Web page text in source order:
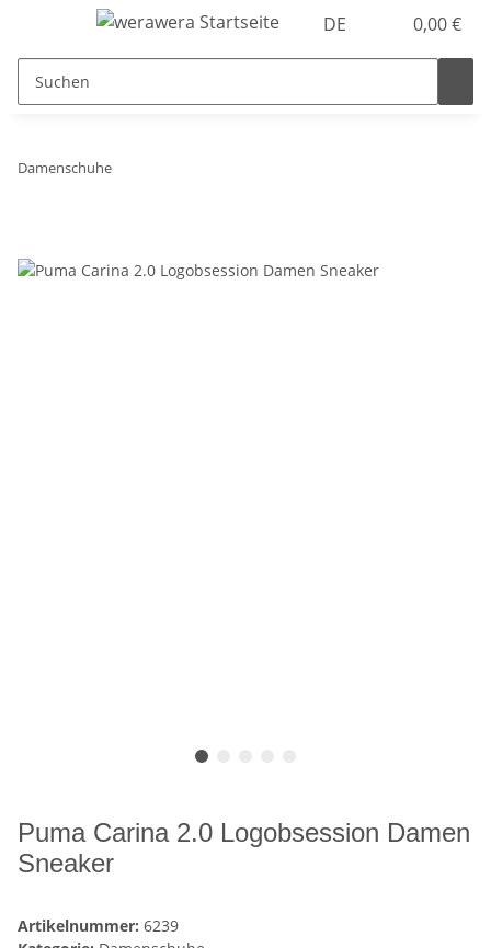
DE 0,00 €
Damenschuhe
Puma Carina 2.0 Logobsession Damen
Sneaker
Artikelnummer: 6239